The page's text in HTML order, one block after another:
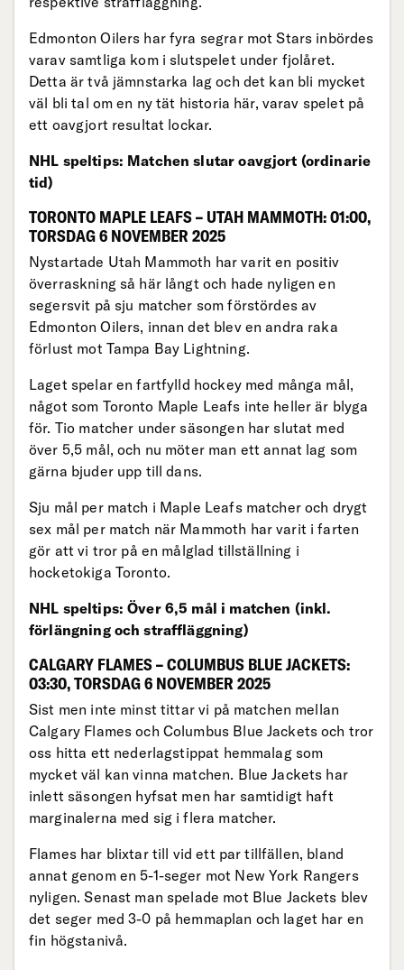
Edmonton Oilers har fyra segrar mot Stars inbördes
varav samtliga kom i slutspelet under fjolåret.
Detta är två jämnstarka lag och det kan bli mycket
väl bli tal om en ny tät historia här, varav spelet på
ett oavgjort resultat lockar.
NHL speltips: Matchen slutar oavgjort (ordinarie
tid)
TORONTO MAPLE LEAFS – UTAH MAMMOTH: 01:00,
TORSDAG 6 NOVEMBER 2025
Nystartade Utah Mammoth har varit en positiv
överraskning så här långt och hade nyligen en
segersvit på sju matcher som förstördes av
Edmonton Oilers, innan det blev en andra raka
förlust mot Tampa Bay Lightning.
Laget spelar en fartfylld hockey med många mål,
något som Toronto Maple Leafs inte heller är blyga
för. Tio matcher under säsongen har slutat med
över 5,5 mål, och nu möter man ett annat lag som
gärna bjuder upp till dans.
Sju mål per match i Maple Leafs matcher och drygt
sex mål per match när Mammoth har varit i farten
gör att vi tror på en målglad tillställning i
hocketokiga Toronto.
NHL speltips: Över 6,5 mål i matchen (inkl.
förlängning och straffläggning)
CALGARY FLAMES – COLUMBUS BLUE JACKETS:
03:30, TORSDAG 6 NOVEMBER 2025
Sist men inte minst tittar vi på matchen mellan
Calgary Flames och Columbus Blue Jackets och tror
oss hitta ett nederlagstippat hemmalag som
mycket väl kan vinna matchen. Blue Jackets har
inlett säsongen hyfsat men har samtidigt haft
marginalerna med sig i flera matcher.
Flames har blixtar till vid ett par tillfällen, bland
annat genom en 5-1-seger mot New York Rangers
nyligen. Senast man spelade mot Blue Jackets blev
det seger med 3-0 på hemmaplan och laget har en
fin högstanivå.